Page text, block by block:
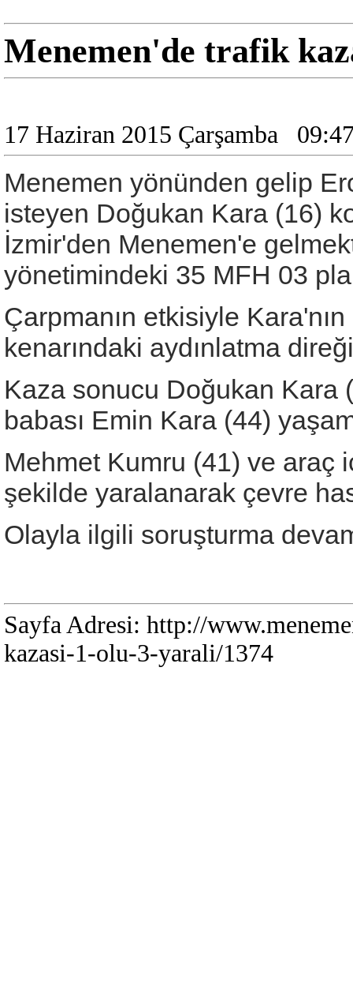
Menemen'de trafik
17 Haziran 2015 Çarşamba
Menemen yönünden gelip
isteyen Doğukan Kara (16)
İzmir'den Menemen'e
yönetimindeki 35 MFH 03
Çarpmanın etkisiyle
kenarındaki aydınlatma
Kaza sonucu Doğukan Kara
babası Emin Kara (44)
Mehmet Kumru (41) ve araç
şekilde yaralanarak çevre
Olayla ilgili soruşturma
Sayfa Adresi: http://
kazasi-1-olu-3-yarali/1374